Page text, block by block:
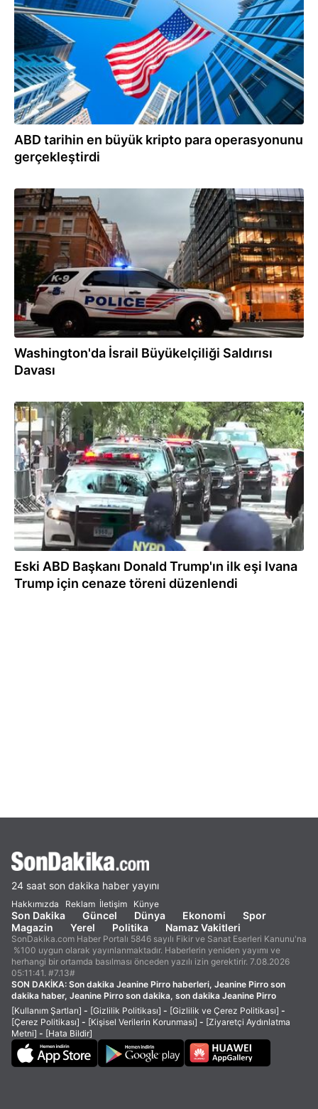
ABD tarihin en büyük kripto para operasyonunu
gerçekleştirdi
23.05.2025
Washington'da İsrail Büyükelçiliği Saldırısı
Davası
20.07.2022
Eski ABD Başkanı Donald Trump'ın ilk eşi Ivana
Trump için cenaze töreni düzenlendi
24 saat son dakika haber yayını
Hakkımızda Reklam İletişim Künye
Son Dakika Güncel Dünya Ekonomi
Spor
Magazin
Yerel Politika Namaz Vakitleri
SonDakika.com Haber Portalı 5846 sayılı Fikir ve Sanat Eserleri Kanunu'na
%100 uygun olarak yayınlanmaktadır. Haberlerin yeniden yayımı ve
herhangi bir ortamda basılması önceden yazılı izin gerektirir. 7.08.2026
05:11:41. #7.13#
SON DAKİKA: Son dakika Jeanine Pirro haberleri, Jeanine Pirro son
dakika haber, Jeanine Pirro son dakika, son dakika Jeanine Pirro
[Kullanım Şartları] - [Gizlilik Politikası] - [Gizlilik ve Çerez Politikası] -
[Çerez Politikası] - [Kişisel Verilerin Korunması] - [Ziyaretçi Aydınlatma
Metni] - [Hata Bildir]